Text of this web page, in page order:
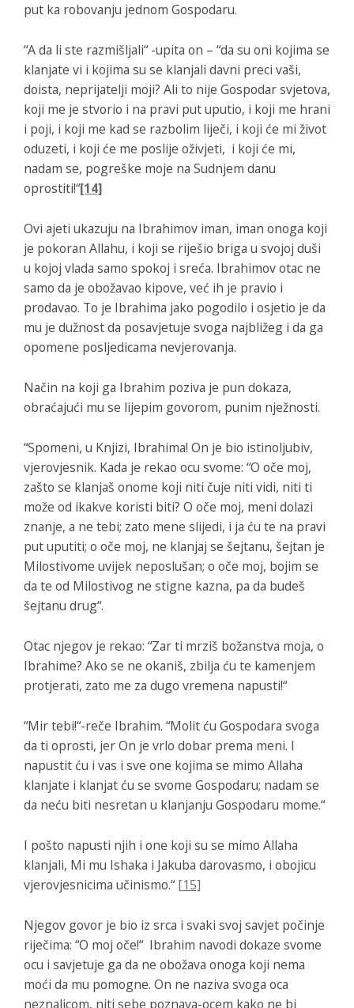
put ka robovanju jednom Gospodaru.
“A da li ste razmišljali“ -upita on – “da su oni kojima se
klanjate vi i kojima su se klanjali davni preci vaši,
doista, neprijatelji moji? Ali to nije Gospodar svjetova,
koji me je stvorio i na pravi put uputio, i koji me hrani
i poji, i koji me kad se razbolim liječi, i koji će mi život
oduzeti, i koji će me poslije oživjeti, i koji će mi,
nadam se, pogreške moje na Sudnjem danu
oprostiti!“[14]
Ovi ajeti ukazuju na Ibrahimov iman, iman onoga koji
je pokoran Allahu, i koji se riješio briga u svojoj duši
u kojoj vlada samo spokoj i sreća. Ibrahimov otac ne
samo da je obožavao kipove, već ih je pravio i
prodavao. To je Ibrahima jako pogodilo i osjetio je da
mu je dužnost da posavjetuje svoga najbližeg i da ga
opomene posljedicama nevjerovanja.
Način na koji ga Ibrahim poziva je pun dokaza,
obraćajući mu se lijepim govorom, punim nježnosti.
“Spomeni, u Knjizi, Ibrahima! On je bio istinoljubiv,
vjerovjesnik. Kada je rekao ocu svome: “O oče moj,
zašto se klanjaš onome koji niti čuje niti vidi, niti ti
može od ikakve koristi biti? O oče moj, meni dolazi
znanje, a ne tebi; zato mene slijedi, i ja ću te na pravi
put uputiti; o oče moj, ne klanjaj se šejtanu, šejtan je
Milostivome uvijek neposlušan; o oče moj, bojim se
da te od Milostivog ne stigne kazna, pa da budeš
šejtanu drug“.
Otac njegov je rekao: “Zar ti mrziš božanstva moja, o
Ibrahime? Ako se ne okaniš, zbilja ću te kamenjem
protjerati, zato me za dugo vremena napusti!“
“Mir tebi!“-reče Ibrahim. “Molit ću Gospodara svoga
da ti oprosti, jer On je vrlo dobar prema meni. I
napustit ću i vas i sve one kojima se mimo Allaha
klanjate i klanjat ću se svome Gospodaru; nadam se
da neću biti nesretan u klanjanju Gospodaru mome.“
I pošto napusti njih i one koji su se mimo Allaha
klanjali, Mi mu Ishaka i Jakuba darovasmo, i obojicu
vjerovjesnicima učinismo.“ [15]
Njegov govor je bio iz srca i svaki svoj savjet počinje
riječima: “O moj oče!“ Ibrahim navodi dokaze svome
ocu i savjetuje ga da ne obožava onoga koji nema
moći da mu pomogne. On ne naziva svoga oca
neznalicom, niti sebe poznava-ocem kako ne bi